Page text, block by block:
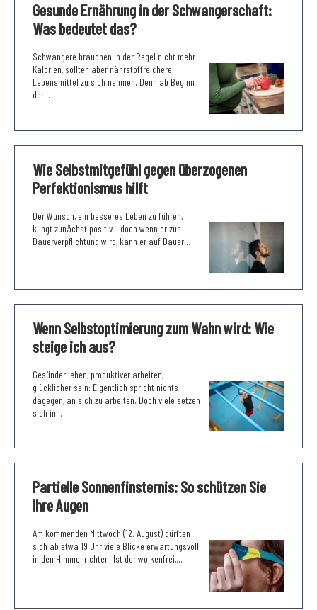
Gesunde Ernährung in der Schwangerschaft:
Was bedeutet das?
Schwangere brauchen in der Regel nicht mehr
Kalorien, sollten aber nährstoffreichere
Lebensmittel zu sich nehmen. Denn ab Beginn
der...
Wie Selbstmitgefühl gegen überzogenen
Perfektionismus hilft
Der Wunsch, ein besseres Leben zu führen,
klingt zunächst positiv – doch wenn er zur
Dauerverpflichtung wird, kann er auf Dauer...
Wenn Selbstoptimierung zum Wahn wird: Wie
steige ich aus?
Gesünder leben, produktiver arbeiten,
glücklicher sein: Eigentlich spricht nichts
dagegen, an sich zu arbeiten. Doch viele setzen
sich in...
Partielle Sonnenfinsternis: So schützen Sie
Ihre Augen
Am kommenden Mittwoch (12. August) dürften
sich ab etwa 19 Uhr viele Blicke erwartungsvoll
in den Himmel richten. Ist der wolkenfrei,...